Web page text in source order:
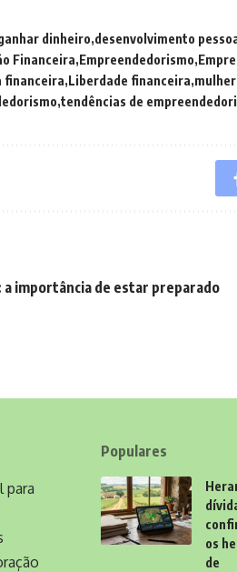
dinheiro desenvolvimento
Financeira Empreendedorismo
financeira Liberdade financeira
tendências de
importância de estar preparado
para
Populares
os
de